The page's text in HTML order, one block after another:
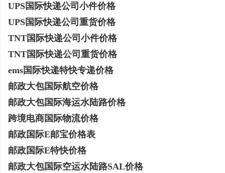
UPS国际快递公司小件价格
UPS国际快递公司重货价格
TNT国际快递公司小件价格
TNT国际快递公司重货价格
ems国际快递特快专递价格
邮政大包国际航空价格
邮政大包国际海运水陆路价格
跨境电商国际物流价格
邮政国际E邮宝价格表
邮政国际E特快价格
邮政大包国际空运水陆路SAL价格